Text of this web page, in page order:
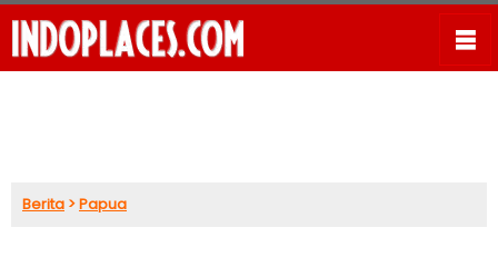
Berita >Papua